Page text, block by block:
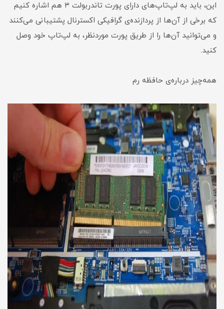
این، باید به لپ‌تاپ‌های دارای پورت تاندربولت ۳ هم اشاره کنیم
که برخی از آن‌ها از پردازنده‌ی گرافیکی اکسترنال پشتیبانی می‌کنند
و می‌توانید آن‌ها را از طریق پورت موردنظر، به لپ‌تاپ خود وصل
کنید.
همه‌چیز درباره‌ی حافظه رم